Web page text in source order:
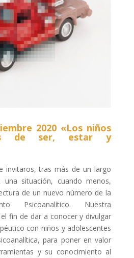
2020 «Los niños
de ser, estar y
invitaros, tras más de un largo
situación, cuando menos,
de un nuevo número de la
Psicoanalítico. Nuestra
fin de dar a conocer y divulgar
con niños y adolescentes
para poner en valor
y su conocimiento al